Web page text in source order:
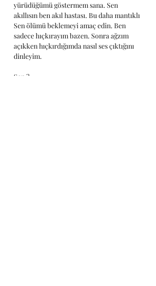
yürüdüğümü göstermem sana. Sen
akıllısın ben akıl hastası. Bu daha mantıklı
Sen ölümü beklemeyi amaç edin. Ben
sadece hıçkırayım bazen. Sonra ağzım
açıkken hıçkırdığımda nasıl ses çıktığını
dinleyim.
Sen ?